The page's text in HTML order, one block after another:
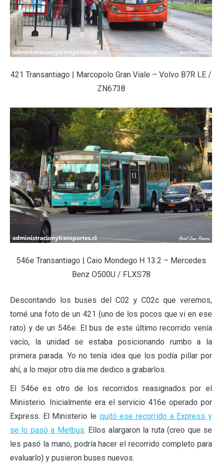
421 Transantiago | Marcopolo Gran Viale – Volvo B7R LE /
ZN6738
546e Transantiago | Caio Mondego H 13.2 – Mercedes
Benz O500U / FLXS78
Descontando los buses del C02 y C02c que veremos,
tomé una foto de un 421 (uno de los pocos que vi en ese
rato) y de un 546e. El bus de este último recorrido venía
vacío, la unidad se estaba posicionando rumbo a la
primera parada. Yo no tenía idea que los podía pillar por
ahí, a lo mejor otro día me dedico a grabarlos.
El 546e es otro de los recorridos reasignados por el
Ministerio. Inicialmente era el servicio 416e operado por
Express. El Ministerio le quitó ese recorrido a Express y
se lo pasó a Metbus. Ellos alargaron la ruta (creo que se
les pasó la mano, podría hacer el recorrido completo para
evaluarlo) y pusieron buses nuevos.